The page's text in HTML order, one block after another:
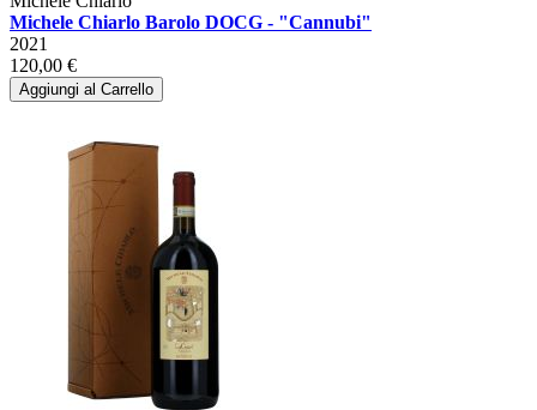
Michele Chiarlo Barolo DOCG - "Cannubi"
2021
120,00 €
Aggiungi al Carrello